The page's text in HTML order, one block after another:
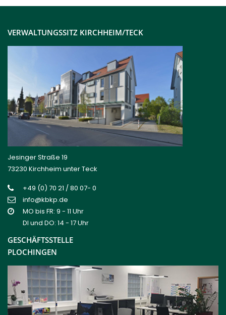
VERWALTUNGSSITZ KIRCHHEIM/TECK
Jesinger Straße 19
73230 Kirchheim unter Teck
+49 (0) 70 21 / 80 07- 0
info@kbkp.de
MO bis FR: 9 - 11 Uhr
DI und DO: 14 - 17 Uhr
GESCHÄFTSSTELLE
PLOCHINGEN